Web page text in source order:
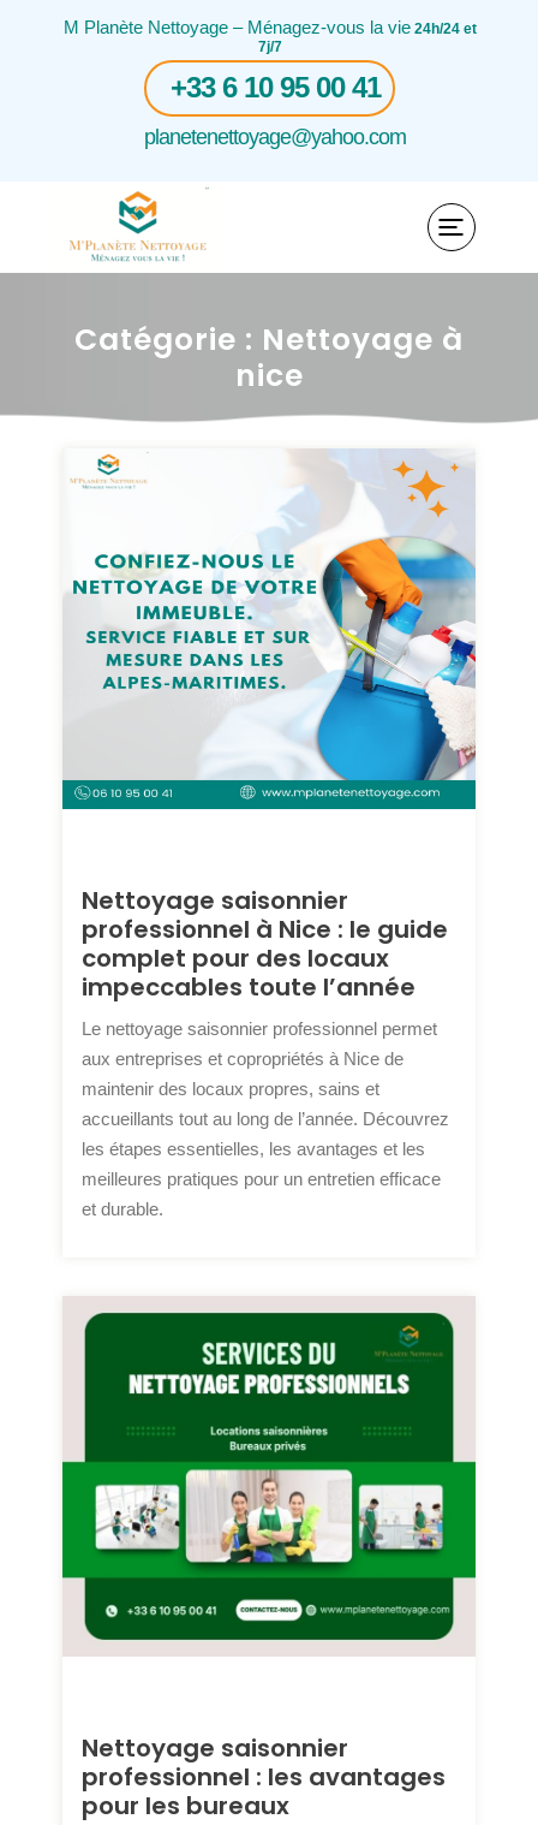
M Planète Nettoyage – Ménagez-vous la vie24h/24 et
7j/7
+33 6 10 95 00 41
planetenettoyage@yahoo.com
Catégorie : Nettoyage à
nice
Nettoyage saisonnier
professionnel à Nice : le guide
complet pour des locaux
impeccables toute l’année
Le nettoyage saisonnier professionnel permet
aux entreprises et copropriétés à Nice de
maintenir des locaux propres, sains et
accueillants tout au long de l’année. Découvrez
les étapes essentielles, les avantages et les
meilleures pratiques pour un entretien efficace
et durable.
Nettoyage saisonnier
professionnel : les avantages
pour les bureaux